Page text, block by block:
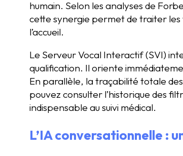
humain. Selon les analyses de
cette synergie permet de traiter les
l’accueil.
Le Serveur Vocal Interactif (SVI)
qualification. Il oriente
En parallèle, la traçabilité totale
pouvez consulter l’historique des
indispensable au suivi médical.
L’IA conversationnelle :